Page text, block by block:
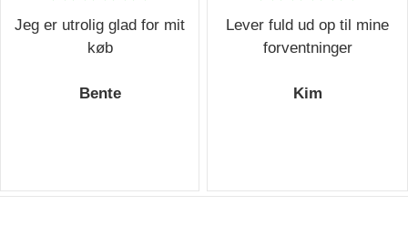
Jeg er utrolig glad for mit
køb
Bente
Lever fuld ud op til mine
forventninger
Kim